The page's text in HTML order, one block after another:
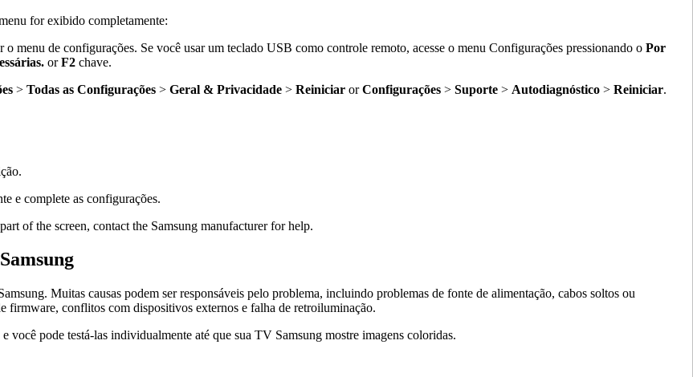
for exibido completamente:
o menu de configurações. Se você usar um teclado USB como controle remoto, acesse o menu Configurações pressionando o Por
orF2 chave.
> Todas as Configurações > Geral & Privacidade > Reiniciar orConfigurações > Suporte > Autodiagnóstico > Reiniciar.
e complete as configurações.
of the screen, contact the Samsung manufacturer for help.
Muitas causas podem ser responsáveis pelo problema, incluindo problemas de fonte de alimentação, cabos soltos ou
firmware, conflitos com dispositivos externos e falha de retroiluminação.
você pode testá-las individualmente até que sua TV Samsung mostre imagens coloridas.